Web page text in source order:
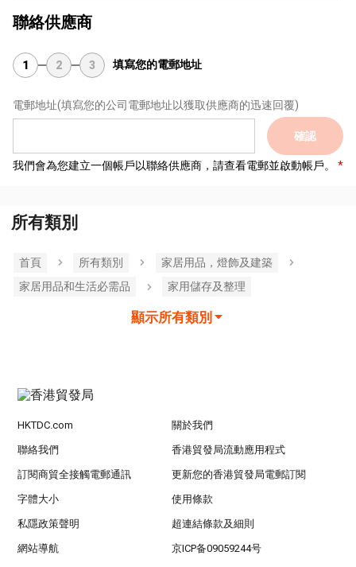
聯絡供應商
1 2 3 填寫您的電郵地址
電郵地址(填寫您的公司電郵地址以獲取供應商的迅速回覆)
確認
我們會為您建立一個帳戶以聯絡供應商，請查看電郵並啟動帳戶。
所有類別
首頁 所有類別
家居用品，燈飾及建築
家居用品和生活必需品
家用儲存及整理
顯示所有類別
HKTDC.com 關於我們
聯絡我們 香港貿發局流動應用程式
訂閱商貿全接觸電郵通訊 更新您的香港貿發局電郵訂閱
字體大小 使用條款
私隱政策聲明 超連結條款及細則
網站導航 京ICP备09059244号